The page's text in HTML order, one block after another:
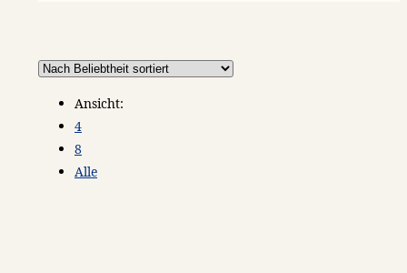
Ansicht:
4
8
Alle